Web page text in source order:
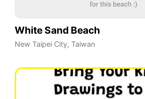
White Sand Beach
New Taipei City, Taiwan